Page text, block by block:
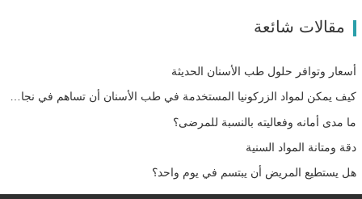
مقالات شائعة
أسعار وتوافر حلول طب الأسنان الحديثة
كيف يمكن لمواد الزركونيا المستخدمة في طب الأسنان أن تساهم في نجاحك؟
ما مدى أمانه وفعاليته بالنسبة للمرضى؟
دقة ومتانة المواد السنية
هل يستطيع المريض أن يبتسم في يوم واحد؟